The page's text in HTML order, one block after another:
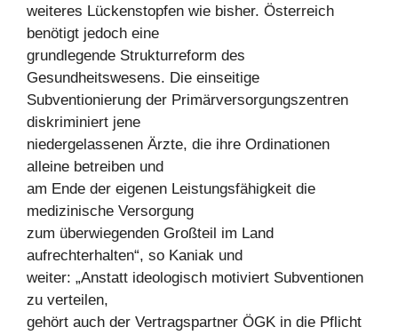
weiteres Lückenstopfen wie bisher. Österreich
benötigt jedoch eine
grundlegende Strukturreform des
Gesundheitswesens. Die einseitige
Subventionierung der Primärversorgungszentren
diskriminiert jene
niedergelassenen Ärzte, die ihre Ordinationen
alleine betreiben und
am Ende der eigenen Leistungsfähigkeit die
medizinische Versorgung
zum überwiegenden Großteil im Land
aufrechterhalten“, so Kaniak und
weiter: „Anstatt ideologisch motiviert Subventionen
zu verteilen,
gehört auch der Vertragspartner ÖGK in die Pflicht